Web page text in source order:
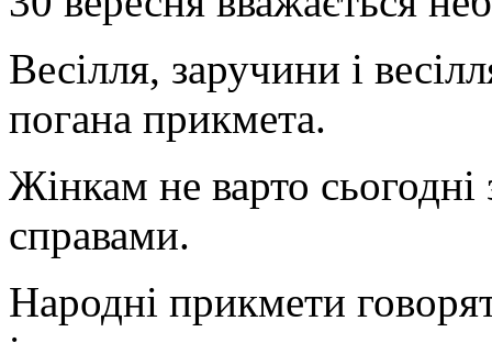
Весілля, заручини і
погана прикмета.
Жінкам не варто
справами.
Народні прикмети